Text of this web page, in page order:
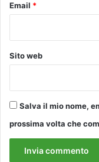
e
r
C
o
m
n
i
e
l
p
e
o
l
s
Email *
Sito web
Salva il mio nome,
prossima volta che